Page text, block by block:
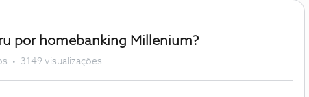
por homebanking Millenium?
3149 visualizações